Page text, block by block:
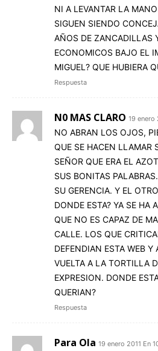
NI A LEVANTAR LA
SIGUEN SIENDO
AÑOS DE ZANCADILLAS
ECONOMICOS BAJO EL
MIGUEL? QUE HUBIERA
Respuesta
N0 MAS CLARO 19 enero
NO ABRAN LOS OJOS,
QUE SE HACEN LLAMAR
SEÑOR QUE ERA EL
SUS BONITAS
SU GERENCIA. Y EL
DONDE ESTA? YA SE HA
QUE NO ES CAPAZ DE
CALLE. LOS QUE
DEFENDIAN ESTA WEB
VUELTA A LA TORTILLA
EXPRESION. DONDE
QUERIAN?
Respuesta
Para Ola 19 enero 2011 En